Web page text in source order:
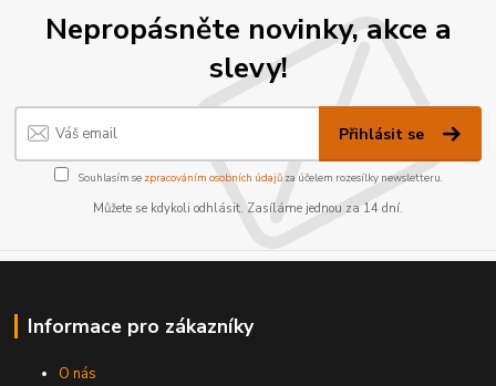
Nepropásněte novinky, akce a
slevy!
Přihlásit se
Souhlasím se zpracováním osobních údajůza účelem rozesílky newsletteru.
Můžete se kdykoli odhlásit. Zasíláme jednou za 14 dní.
Informace pro zákazníky
O nás